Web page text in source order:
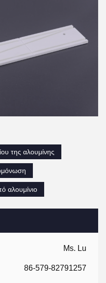
Ms. Lu
86-579-82791257
της αλουμίνης
αλουμίνιο